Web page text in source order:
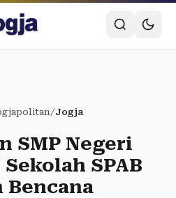
/Jogja
SMP Negeri
SPAB
Bencana